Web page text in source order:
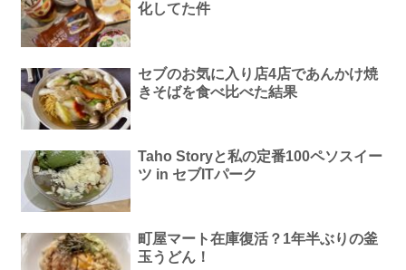
化してた件
セブのお気に入り店4店であんかけ焼
きそばを食べ比べた結果
Taho Storyと私の定番100ペソスイー
ツ in セブITパーク
町屋マート在庫復活？1年半ぶりの釜
玉うどん！